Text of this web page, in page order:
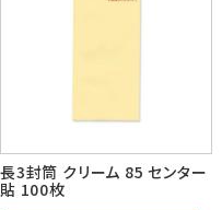
長3封筒 クリーム 85 センター
貼 100枚